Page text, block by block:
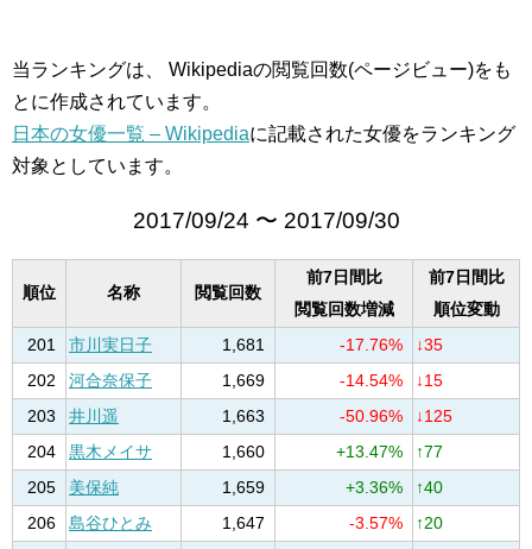
当ランキングは、 Wikipediaの閲覧回数(ページビュー)をも
とに作成されています。
日本の女優一覧 – Wikipediaに記載された女優をランキング
対象としています。
2017/09/24 〜 2017/09/30
順位 名称 閲覧回数
前7日間比
閲覧回数増減
前7日間比
順位変動
201
市川実日子 1,681 -17.76%
↓35
202
河合奈保子 1,669 -14.54%
↓15
203
井川遥 1,663 -50.96%
↓125
204
黒木メイサ 1,660 +13.47%
↑77
205
美保純 1,659 +3.36%
↑40
206
島谷ひとみ 1,647 -3.57%
↑20